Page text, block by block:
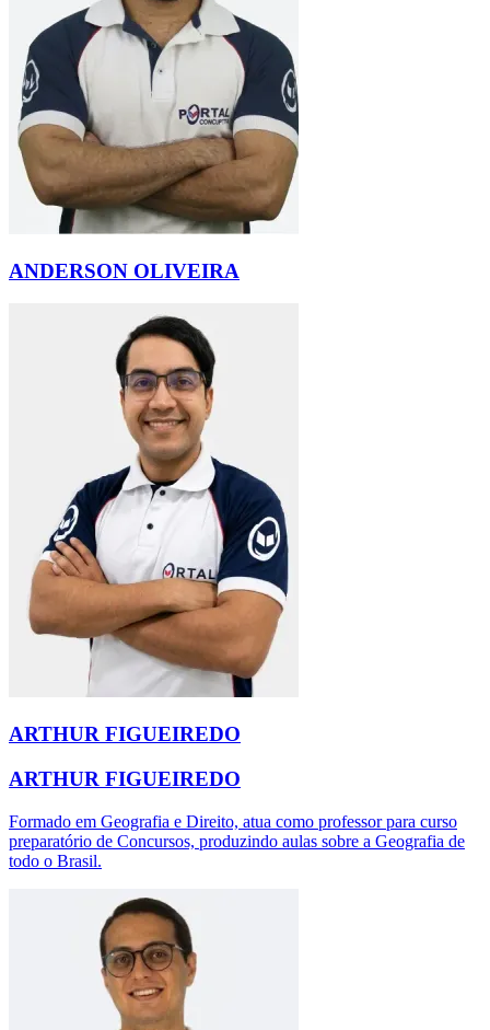
ANDERSON OLIVEIRA
ARTHUR FIGUEIREDO
ARTHUR FIGUEIREDO
Formado em Geografia e Direito, atua como professor para curso
preparatório de Concursos, produzindo aulas sobre a Geografia de
todo o Brasil.